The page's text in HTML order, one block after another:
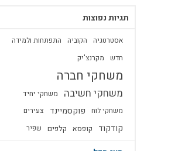
תגיות נפוצות
אסטרטגיה הקוביה
התפתחות ולמידה
חדש
מקרנצ'יק
משחקי חברה
משחקי חשיבה משחקי יחיד
משחקי לוח פוקסמיינד צעירים
קודקוד קופסא קלפים שפיר